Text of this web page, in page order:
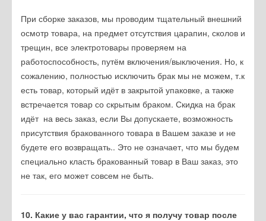
При сборке заказов, мы проводим тщательный внешний
осмотр товара, на предмет отсутствия царапин, сколов и
трещин, все электротовары проверяем на
работоспособность, путём включения/выключения. Но, к
сожалению, полностью исключить брак мы не можем, т.к
есть товар, который идёт в закрытой упаковке, а также
встречается товар со скрытым браком. Скидка на брак
идёт на весь заказ, если Вы допускаете, возможность
присутствия бракованного товара в Вашем заказе и не
будете его возвращать.. Это не означает, что мы будем
специально класть бракованный товар в Ваш заказ, это
не так, его может совсем не быть.
10. Какие у вас гарантии, что я получу товар после